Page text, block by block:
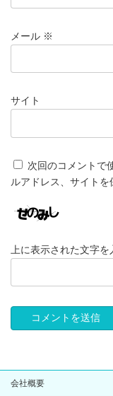
メール ※
サイト
次回のコメントで
ルアドレス、サイトを
上に表示された文字を
会社概要